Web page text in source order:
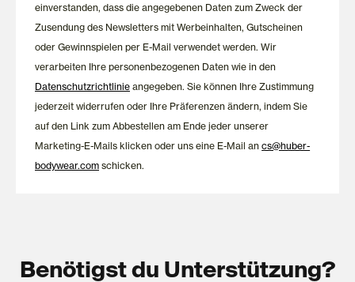
einverstanden, dass die angegebenen Daten zum Zweck der
Zusendung des Newsletters mit Werbeinhalten, Gutscheinen
oder Gewinnspielen per E-Mail verwendet werden. Wir
verarbeiten Ihre personenbezogenen Daten wie in den
Datenschutzrichtlinie angegeben. Sie können Ihre Zustimmung
jederzeit widerrufen oder Ihre Präferenzen ändern, indem Sie
auf den Link zum Abbestellen am Ende jeder unserer
Marketing-E-Mails klicken oder uns eine E-Mail ancs@huber-
bodywear.com schicken.
Benötigst du Unterstützung?